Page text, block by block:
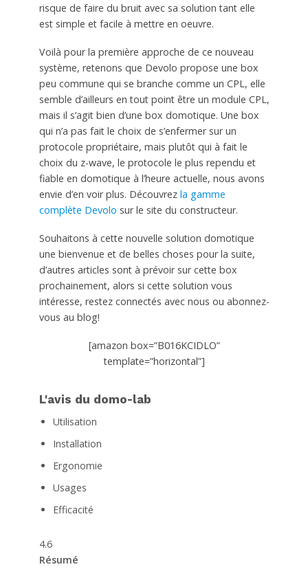
risque de faire du bruit avec sa solution tant elle
est simple et facile à mettre en oeuvre.
Voilà pour la première approche de ce nouveau
système, retenons que Devolo propose une box
peu commune qui se branche comme un CPL, elle
semble d’ailleurs en tout point être un module CPL,
mais il s’agit bien d’une box domotique. Une box
qui n’a pas fait le choix de s’enfermer sur un
protocole propriétaire, mais plutôt qui à fait le
choix du z-wave, le protocole le plus rependu et
fiable en domotique à l’heure actuelle, nous avons
envie d’en voir plus. Découvrez la gamme
complète Devolo sur le site du constructeur.
Souhaitons à cette nouvelle solution domotique
une bienvenue et de belles choses pour la suite,
d’autres articles sont à prévoir sur cette box
prochainement, alors si cette solution vous
intéresse, restez connectés avec nous ou abonnez-
vous au blog!
[amazon box=”B016KCIDLO”
template=”horizontal”]
L'avis du domo-lab
Utilisation
Installation
Ergonomie
Usages
Efficacité
4.6
Résumé